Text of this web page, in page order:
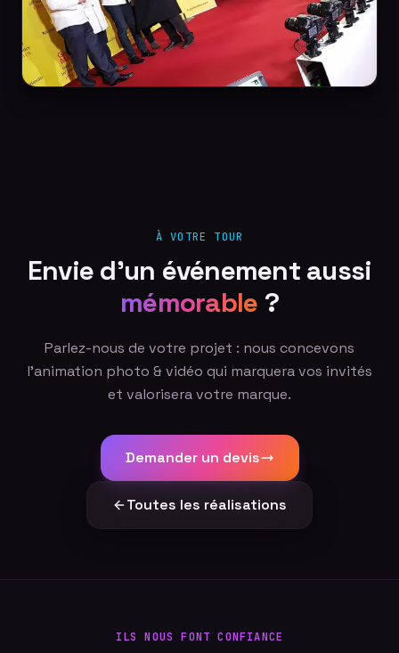
À VOTRE TOUR
Envie d'un événement aussi
mémorable ?
Parlez-nous de votre projet : nous concevons
l'animation photo & vidéo qui marquera vos invités
et valorisera votre marque.
Demander un devis
Toutes les réalisations
ILS NOUS FONT CONFIANCE